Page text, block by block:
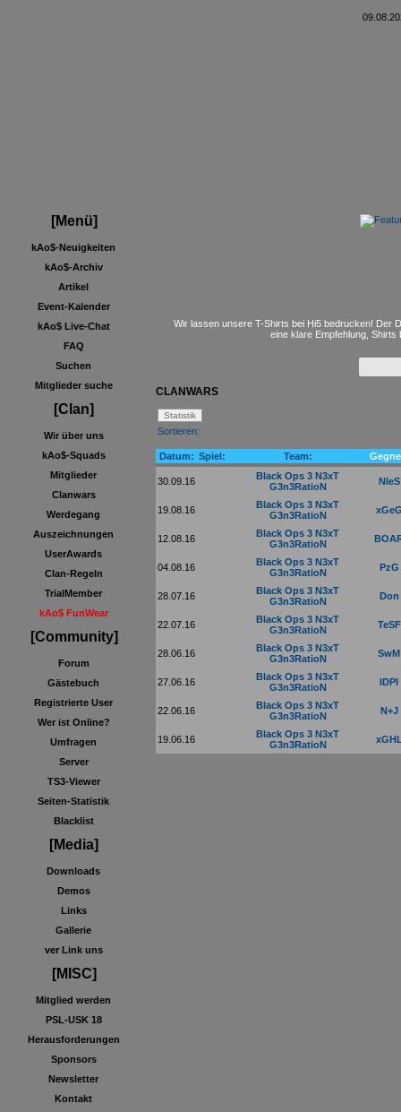
[Menü]
kAo$-Neuigkeiten
kAo$-Archiv
Artikel
Event-Kalender
kAo$ Live-Chat
FAQ
Suchen
Mitglieder suche
[Clan]
Wir über uns
kAo$-Squads
Mitglieder
Clanwars
Werdegang
Auszeichnungen
UserAwards
Clan-Regeln
TrialMember
kAo$ FunWear
[Community]
Forum
Gästebuch
Registrierte User
Wer ist Online?
Umfragen
Server
TS3-Viewer
Seiten-Statistik
Blacklist
[Media]
Downloads
Demos
Links
Gallerie
ver Link uns
[MISC]
Mitglied werden
PSL-USK 18
Herausforderungen
Sponsors
Newsletter
Kontakt
Wir lassen unsere T-Shirts bei Hi5 bedrucken! Der
eine klare Empfehlung,
CLANWARS
Sortieren:
Datum: Spiel: Team:
30.09.16
Black Ops 3 N3xT
G3n3RatioN
NIeS
19.08.16
Black Ops 3 N3xT
G3n3RatioN
12.08.16
Black Ops 3 N3xT
G3n3RatioN
04.08.16
Black Ops 3 N3xT
G3n3RatioN
PzG
28.07.16
Black Ops 3 N3xT
G3n3RatioN
Don
22.07.16
Black Ops 3 N3xT
G3n3RatioN
TeSF
28.06.16
Black Ops 3 N3xT
G3n3RatioN
SwM
27.06.16
Black Ops 3 N3xT
G3n3RatioN
lDPl
22.06.16
Black Ops 3 N3xT
G3n3RatioN
N+J
19.06.16
Black Ops 3 N3xT
G3n3RatioN